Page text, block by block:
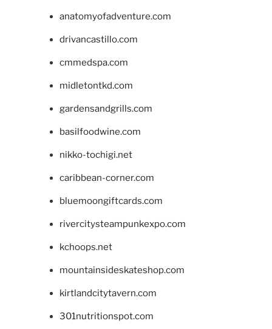
anatomyofadventure.com
drivancastillo.com
cmmedspa.com
midletontkd.com
gardensandgrills.com
basilfoodwine.com
nikko-tochigi.net
caribbean-corner.com
bluemoongiftcards.com
rivercitysteampunkexpo.com
kchoops.net
mountainsideskateshop.com
kirtlandcitytavern.com
301nutritionspot.com